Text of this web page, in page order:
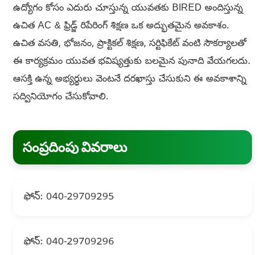
ఉద్యోగం కోసం ఎదురు చూస్తున్న యువతకు BIRED అందిస్తున్న
ఉచిత AC & ఫ్రిడ్జ్ రిపేరింగ్ శిక్షణ ఒక అద్భుతమైన అవకాశం.
ఉచిత వసతి, భోజనం, ప్రాక్టికల్ శిక్షణ, సర్టిఫికేట్ వంటి సౌకర్యాలతో
ఈ కార్యక్రమం యువత భవిష్యత్తుకు బలమైన పునాది వేయగలదు.
ఆసక్తి ఉన్న అభ్యర్థులు వెంటనే దరఖాస్తు చేసుకుని ఈ అవకాశాన్ని
సద్వినియోగం చేసుకోవాలి.
సంప్రదింపు వివరాలు
ఫోన్: 040-29709295
ఫోన్: 040-29709296